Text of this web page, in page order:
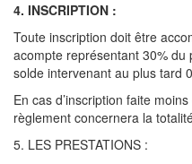
4. INSCRIPTION :
Toute inscription doit être
acompte représentant 30%
solde intervenant au plus tard
En cas d’inscription faite
règlement concernera la
5. LES PRESTATIONS :